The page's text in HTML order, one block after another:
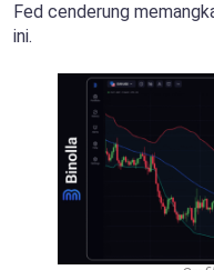
Fed cenderung
ini.